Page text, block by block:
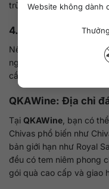
Website không dành
trữ trong điều kiện nhiệt
4.2. Các đơn vị bán
Nếu bạn chưa có nhiều
ngũ am hiểu về rượu
cầu và ngân sách.
QKAWine: Địa chỉ
Tại QKAWine , bạn có
Chivas phổ biến như
bản giới hạn như Royal
đều có tem niêm phong
gói quà cao cấp và giao